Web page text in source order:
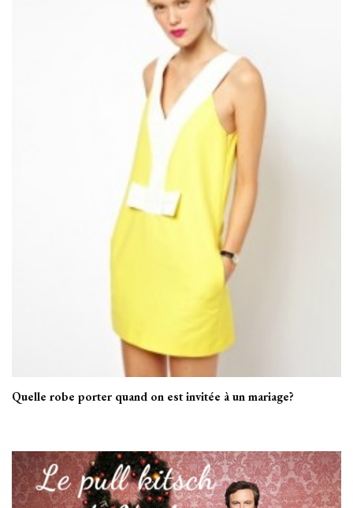
Quelle robe porter quand on est invitée à un mariage?